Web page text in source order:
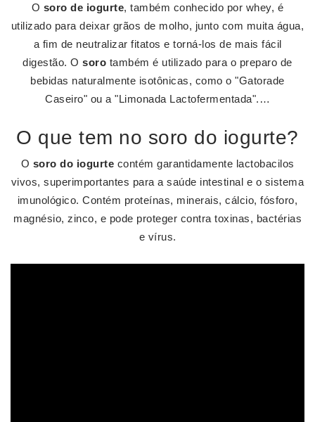
O soro de iogurte, também conhecido por whey, é
utilizado para deixar grãos de molho, junto com muita água,
a fim de neutralizar fitatos e torná-los de mais fácil
digestão. Osoro também é utilizado para o preparo de
bebidas naturalmente isotônicas, como o "Gatorade
Caseiro" ou a "Limonada Lactofermentada".…
O que tem no soro do iogurte?
O soro do iogurte contém garantidamente lactobacilos
vivos, superimportantes para a saúde intestinal e o sistema
imunológico. Contém proteínas, minerais, cálcio, fósforo,
magnésio, zinco, e pode proteger contra toxinas, bactérias
e vírus.